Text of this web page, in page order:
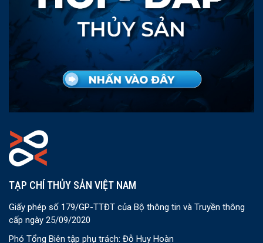
TẠP CHÍ THỦY SẢN VIỆT NAM
Giấy phép số 179/GP-TTĐT của Bộ thông tin và Truyền thông
cấp ngày 25/09/2020
Phó Tổng Biên tập phụ trách: Đỗ Huy Hoàn